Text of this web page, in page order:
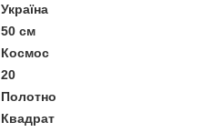
Україна
50 см
Космос
20
Полотно
Квадрат